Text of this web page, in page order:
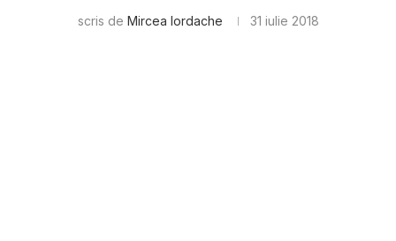
scris de Mircea Iordache 31 iulie 2018